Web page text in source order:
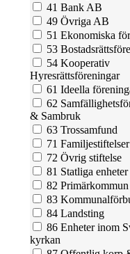
41 Bank AB
49 Övriga AB
51 Ekonomiska
53
54 Kooperativ
Hyresrättsföreningar
61 Ideella
62
& Sambruk
63 Trossamfund
71 Familjestiftelser
72 Övrig stiftelse
81 Statliga enheter
82 Primärkommun
83
84 Landsting
86 Enheter inom
kyrkan